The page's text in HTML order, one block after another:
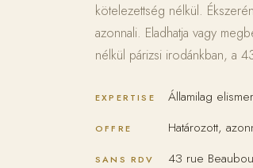
kötelezettség nélkül.
azonnali. Eladhatja vagy
nélkül párizsi irodánkban, a
EXPERTISE Államilag
OFFRE Határozott,
SANS RDV 43 rue